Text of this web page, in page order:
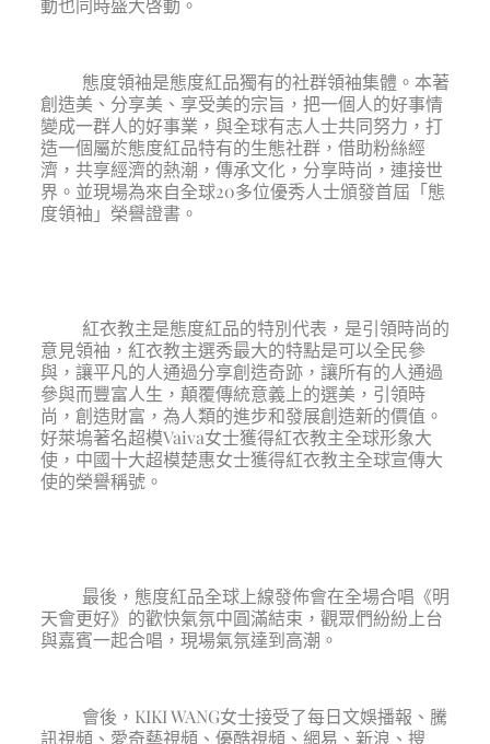
動也同時盛大啓動。
態度領袖是態度紅品獨有的社群領袖集體。本著
創造美、分享美、享受美的宗旨，把一個人的好事情
變成一群人的好事業，與全球有志人士共同努力，打
造一個屬於態度紅品特有的生態社群，借助粉絲經
濟，共享經濟的熱潮，傳承文化，分享時尚，連接世
界。並現場為來自全球20多位優秀人士頒發首屆「態
度領袖」榮譽證書。
紅衣教主是態度紅品的特別代表，是引領時尚的
意見領袖，紅衣教主選秀最大的特點是可以全民參
與，讓平凡的人通過分享創造奇跡，讓所有的人通過
參與而豐富人生，顛覆傳統意義上的選美，引領時
尚，創造財富，為人類的進步和發展創造新的價值。
好萊塢著名超模Vaiva女士獲得紅衣教主全球形象大
使，中國十大超模楚惠女士獲得紅衣教主全球宣傳大
使的榮譽稱號。
最後，態度紅品全球上線發佈會在全場合唱《明
天會更好》的歡快氣氛中圓滿結束，觀眾們紛紛上台
與嘉賓一起合唱，現場氣氛達到高潮。
會後，KIKI WANG女士接受了每日文娛播報、騰
訊視頻、愛奇藝視頻、優酷視頻、網易、新浪、搜